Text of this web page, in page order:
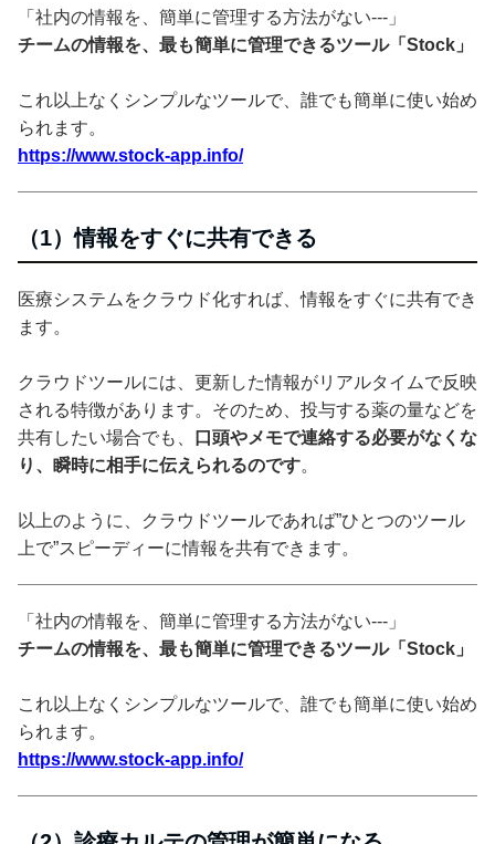
「社内の情報を、簡単に管理する方法がない---」
チームの情報を、最も簡単に管理できるツール「Stock」
これ以上なくシンプルなツールで、誰でも簡単に使い始め
られます。
https://www.stock-app.info/
（1）情報をすぐに共有できる
医療システムをクラウド化すれば、情報をすぐに共有でき
ます。
クラウドツールには、更新した情報がリアルタイムで反映
される特徴があります。そのため、投与する薬の量などを
共有したい場合でも、
口頭やメモで連絡する必要がなくな
り、瞬時に相手に伝えられるのです。
以上のように、クラウドツールであれば”ひとつのツール
上で”スピーディーに情報を共有できます。
「社内の情報を、簡単に管理する方法がない---」
チームの情報を、最も簡単に管理できるツール「Stock」
これ以上なくシンプルなツールで、誰でも簡単に使い始め
られます。
https://www.stock-app.info/